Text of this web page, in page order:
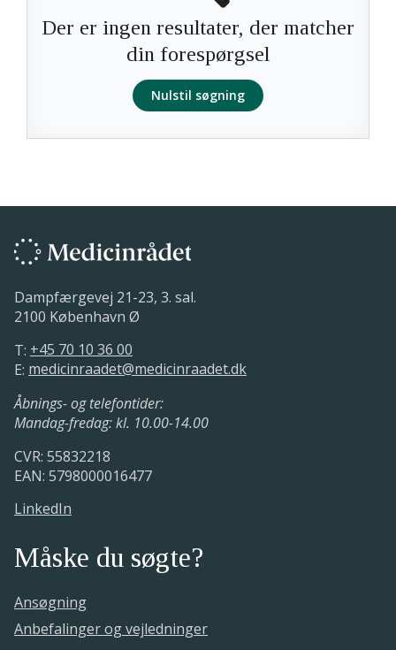
Der er ingen resultater, der matcher
din forespørgsel
Nulstil søgning
Dampfærgevej 21-23, 3. sal.
2100 København Ø
T: +45 70 10 36 00
E: medicinraadet@medicinraadet.dk
Åbnings- og telefontider:
Mandag-fredag: kl. 10.00-14.00
CVR: 55832218
EAN: 5798000016477
LinkedIn
Måske du søgte?
Ansøgning
Anbefalinger og vejledninger